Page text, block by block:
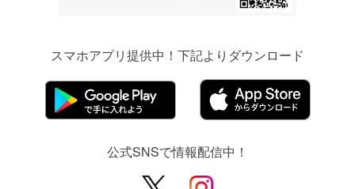
スマホアプリ提供中！下記よりダウンロード
公式SNSで情報配信中！